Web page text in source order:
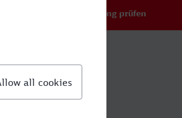
Verbindung prüfen